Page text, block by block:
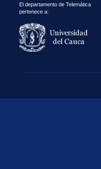
El departamento de Telemática
pertenece a: